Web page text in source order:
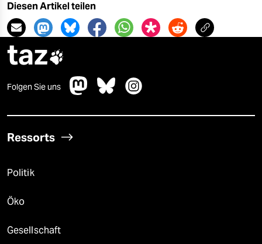
Diesen Artikel teilen
taz
Folgen Sie uns
Ressorts
Politik
Öko
Gesellschaft